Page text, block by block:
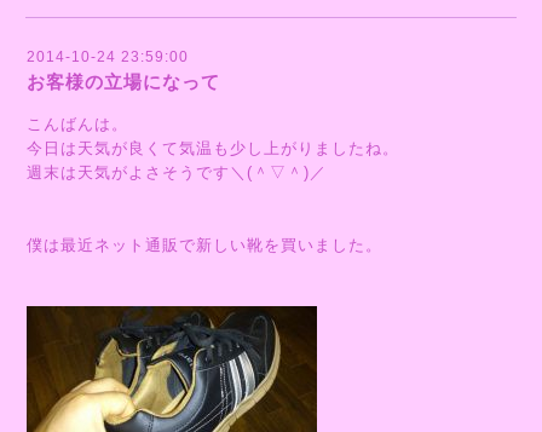
2014-10-24 23:59:00
お客様の立場になって
こんばんは。
今日は天気が良くて気温も少し上がりましたね。
週末は天気がよさそうです＼(＾▽＾)／
僕は最近ネット通販で新しい靴を買いました。